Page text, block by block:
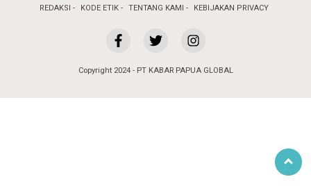
REDAKSI KODE ETIK TENTANG KAMI KEBIJAKAN PRIVACY
Copyright 2024 - PT KABAR PAPUA GLOBAL